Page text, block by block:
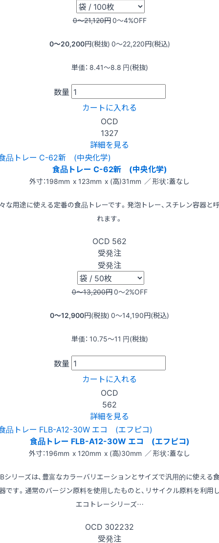
0〜21,120円0〜4%OFF
0〜20,200円(税抜) 0〜22,220円(税込)
単価： 8.41〜8.8 円(税抜)
数量
カートに入れる
OCD
1327
詳細を見る
食品トレー C-62新 (中央化学)
外寸：198mm x 123mm x (高)31mm ／ 形状：蓋なし
な用途に使える定番の食品トレーです。発泡トレー、スチレン容器と
れます。
OCD 562
受発注
受発注
0〜13,200円0〜2%OFF
0〜12,900円(税抜) 0〜14,190円(税込)
単価： 10.75〜11 円(税抜)
数量
カートに入れる
OCD
562
詳細を見る
食品トレー FLB-A12-30W エコ (エフピコ)
外寸：196mm x 120mm x (高)30mm ／ 形状：蓋なし
シリーズは、豊富なカラーバリエーションとサイズで汎用的に使える
です。通常のバージン原料を使用したものと、リサイクル原料を利用
エコトレーシリーズ…
OCD 302232
受発注